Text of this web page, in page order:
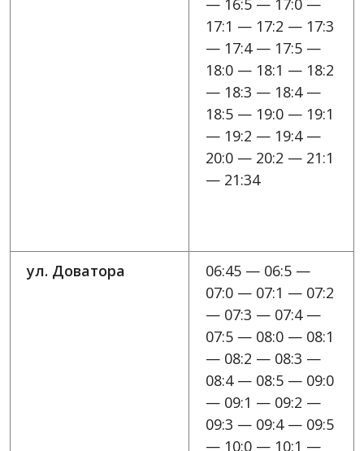
— 16:5 — 17:0 —
17:1 — 17:2 — 17:3
— 17:4 — 17:5 —
18:0 — 18:1 — 18:2
— 18:3 — 18:4 —
18:5 — 19:0 — 19:1
— 19:2 — 19:4 —
20:0 — 20:2 — 21:1
— 21:34
ул. Доватора
06:45 — 06:5 —
07:0 — 07:1 — 07:2
— 07:3 — 07:4 —
07:5 — 08:0 — 08:1
— 08:2 — 08:3 —
08:4 — 08:5 — 09:0
— 09:1 — 09:2 —
09:3 — 09:4 — 09:5
— 10:0 — 10:1 —